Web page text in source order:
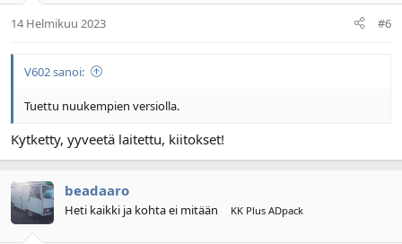
14 Helmikuu 2023 #6
V602 sanoi:
Tuettu nuukempien versiolla.
Kytketty, yyveetä laitettu, kiitokset!
beadaaro
Heti kaikki ja kohta ei mitään KK Plus ADpack